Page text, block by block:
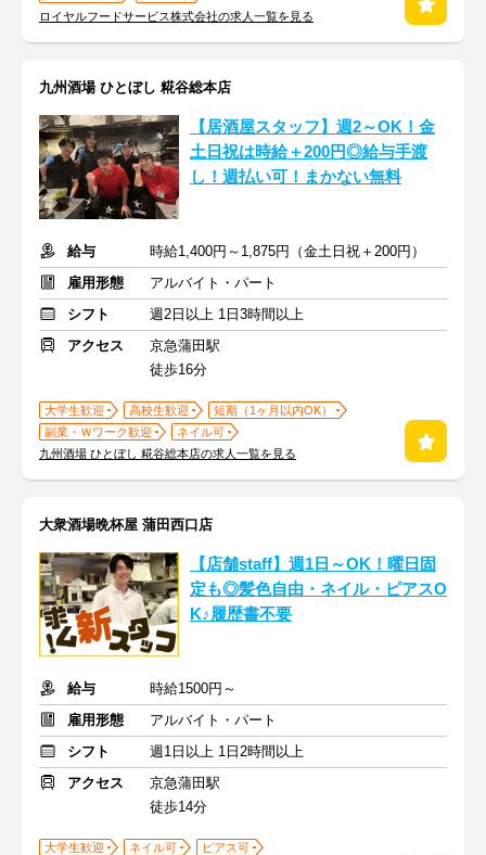
ロイヤルフードサービス株式会社の求人一覧を見る
九州酒場 ひとぼし 糀谷総本店
【居酒屋スタッフ】週2～OK！金
土日祝は時給＋200円◎給与手渡
し！週払い可！まかない無料
給与
時給1,400円～1,875円（金土日祝＋200円）
雇用形態
アルバイト・パート
シフト
週2日以上 1日3時間以上
アクセス
京急蒲田駅
徒歩16分
大学生歓迎 高校生歓迎
短期（1ヶ月以内OK）
副業・Ｗワーク歓迎
ネイル可
九州酒場 ひとぼし 糀谷総本店の求人一覧を見る
大衆酒場晩杯屋 蒲田西口店
【店舗staff】週1日～OK！曜日固
定も◎髪色自由・ネイル・ピアスO
K♪履歴書不要
給与
時給1500円～
雇用形態
アルバイト・パート
シフト
週1日以上 1日2時間以上
アクセス
京急蒲田駅
徒歩14分
大学生歓迎 ネイル可
ピアス可